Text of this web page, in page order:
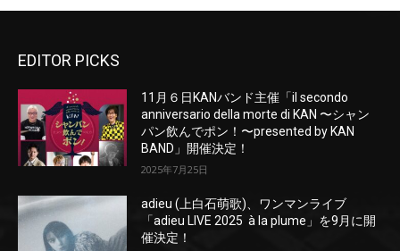
EDITOR PICKS
11月６日KANバンド主催「il secondo
anniversario della morte di KAN 〜シャン
パン飲んでポン！〜presented by KAN
BAND」開催決定！
2025年7月25日
adieu (上白石萌歌)、ワンマンライブ
「adieu LIVE 2025 à la plume」を9月に開
催決定！